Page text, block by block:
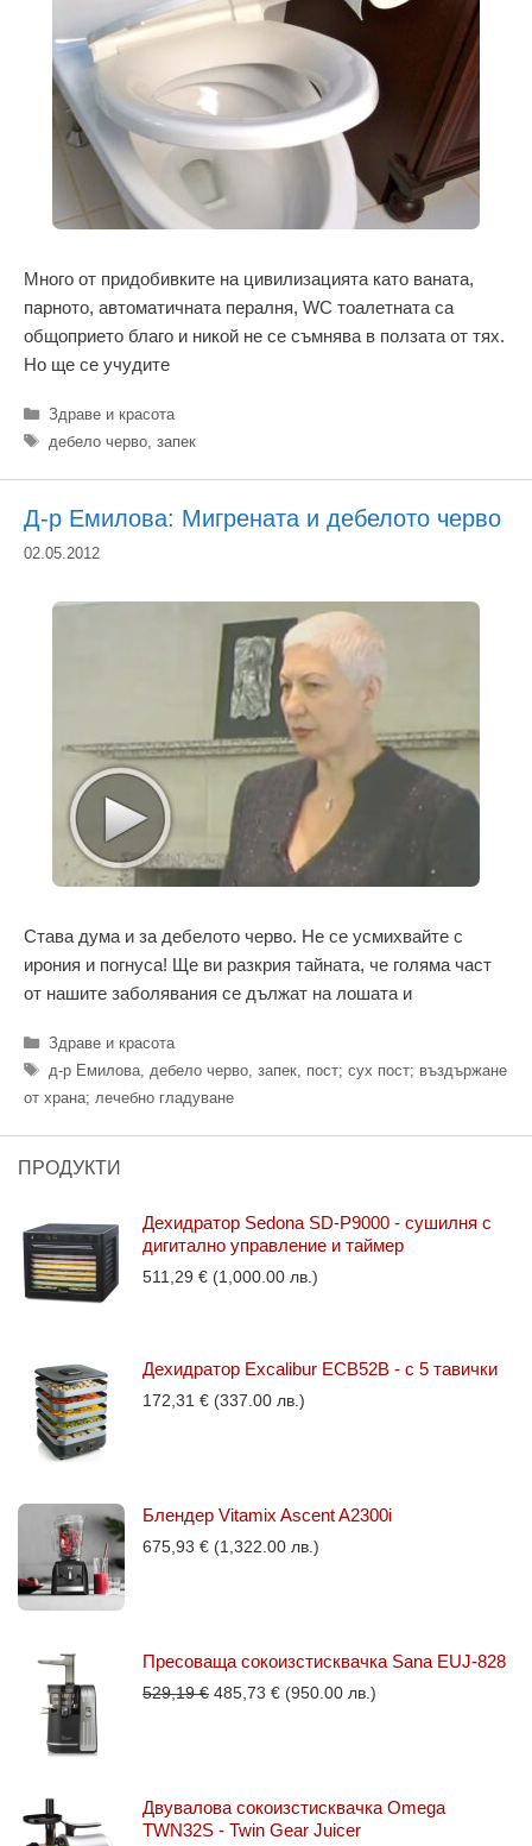
Много от придобивките на цивилизацията като ваната,
парното, автоматичната пералня, WC тоалетната са
общоприето благо и никой не се съмнява в ползата от тях.
Но ще се учудите
Категории
Здраве и красота
Етикети
дебело черво, запек
Д-р Емилова: Мигрената и дебелото черво
02.05.2012
Става дума и за дебелото черво. Не се усмихвайте с
ирония и погнуса! Ще ви разкрия тайната, че голяма част
от нашите заболявания се дължат на лошата и
Категории
Здраве и красота
Етикети
д-р Емилова, дебело черво, запек, пост; сух пост; въздържане
от храна; лечебно гладуване
ПРОДУКТИ
Дехидратор Sedona SD-P9000 - сушилня с
дигитално управление и таймер
511,29 € (1,000.00 лв.)
Дехидратор Excalibur ECB52B - с 5 тавички
172,31 € (337.00 лв.)
Блендер Vitamix Ascent A2300i
675,93 € (1,322.00 лв.)
Пресоваща сокоизстисквачка Sana EUJ-828
529,19€ Original
485,73 €Текущата
(950.00 лв.)
Двувалова сокоизстисквачка Omega
TWN32S - Twin Gear Juicer